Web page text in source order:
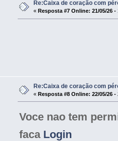
Re:Caixa de coração com
« Resposta #7 Online: 21/05/26 -
Re:Caixa de coração com
«Resposta #8 Online: 22/05/26 -
Voce nao tem
faca Login